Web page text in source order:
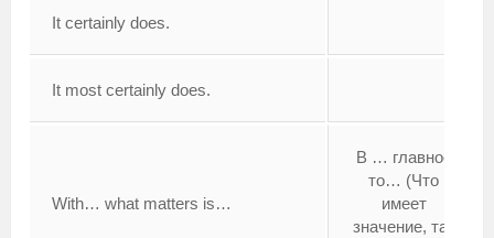
It certainly does.
It most certainly does.
With… what matters is…
В … главное
то… (Что
имеет
значение, так